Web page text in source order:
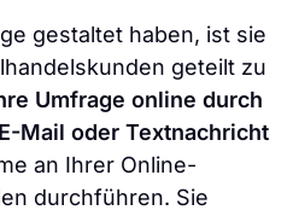
gestaltet haben, ist sie
geteilt zu
Umfrage online durch
Mail oder Textnachricht
an Ihrer Online-
durchführen. Sie